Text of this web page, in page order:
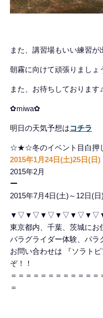
また、講習場もいい練習が
朝霧に向けて頑張りましょ
また、お待ちしております
✿miwa✿
明日の天気予想はコチラ
☆★☆冬のイベント目白押
2015年1月24日(土)25日(日
2015年2
ー
2015年7月4日(土)～12日(
東京都内、千葉、茨城にお
パラグライダー体験、パラ
お問い合わせは 『ソラト
ぞ！！
＝＝＝＝＝＝＝＝＝＝＝
＝